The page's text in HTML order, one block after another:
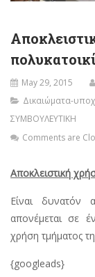
May 29, 2015
Δικαιώματα-
ΣΥΜΒΟΥΛΕΥΤΙΚΗ
Comments are
Αποκλειστική
Είναι
απονέμεται σε
χρήση τμήματος
{googleads}